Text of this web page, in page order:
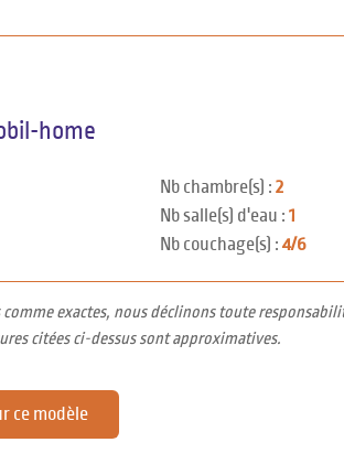
home
Nb chambre(s) :2
Nb salle(s) d'eau :1
Nb couchage(s) :4/6
exactes, nous déclinons toute
citées ci-dessus sont approximatives.
ce modèle